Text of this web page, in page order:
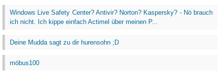
Windows Live Safety Center? Antivir? Norton? Kaspersky? - Nö brauch
ich nicht. Ich kippe einfach Actimel über meinen P...
Deine Mudda sagt zu dir hurensohn ;D
möbus100